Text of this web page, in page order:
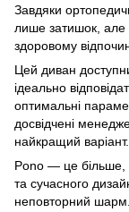
Завдяки
лише затишок, але
здоровому
Цей диван
ідеально
оптимальні
досвідчені
найкращий варіант.
Pono — це більше,
та сучасного
неповторний шарм.